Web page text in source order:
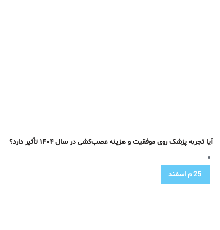
آیا تجربه پزشک روی موفقیت و هزینه عصب‌کشی در سال ۱۴۰۴ تأثیر دارد؟
25ام اسفند